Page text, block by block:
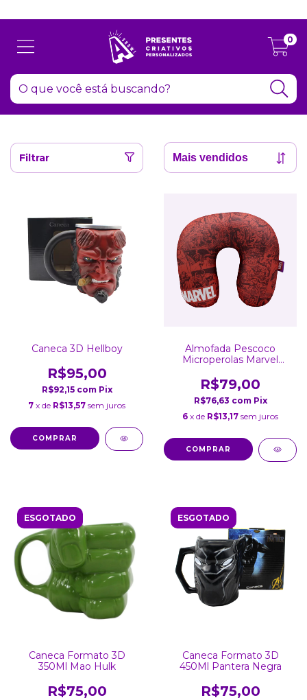
0
Filtrar
Caneca 3D Hellboy
R$95,00
R$92,15 com Pix
7 x de R$13,57 sem juros
Almofada Pescoco
Microperolas Marvel
R$79,00
R$76,63 com Pix
6 x de R$13,17 sem juros
ESGOTADO
Caneca Formato 3D
350Ml Mao Hulk
R$75,00
ESGOTADO
Caneca Formato 3D
450Ml Pantera Negra
R$75,00